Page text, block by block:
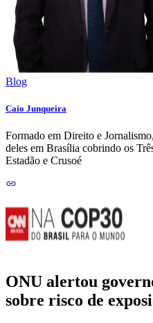
Blog
Caio Junqueira
Formado em Direito e
deles em Brasília cobrindo os
Estadão e Crusoé
ONU alertou
sobre risco de